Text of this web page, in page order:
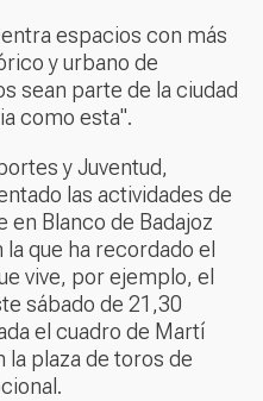
espacios con más
y urbano de
sean parte de la ciudad
como esta".
y Juventud,
las actividades de
en Blanco de Badajoz
que ha recordado el
vive, por ejemplo, el
sábado de 21,30
el cuadro de Martí
la plaza de toros de